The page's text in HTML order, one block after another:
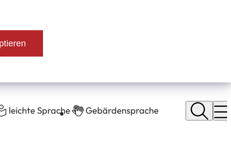
leichte Sprache Gebärdensprache